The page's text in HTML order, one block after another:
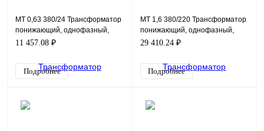
MT 0,63 380/24 Трансформатор
понижающий, однофазный,
мощность 630ВА, входное
11 457.08 ₽
Подробнее
MT 1,6 380/220 Трансформатор
понижающий, однофазный,
мощность 1600ВА, входное
29 410.24 ₽
Подробнее